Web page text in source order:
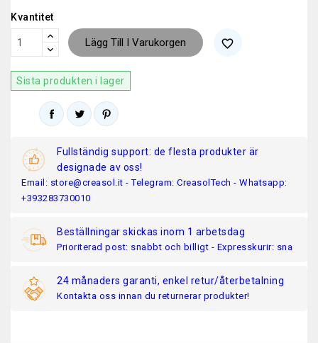
Kvantitet
Lägg Till I Varukorgen favorite_border
Sista produkten i lager
Fullständig support: de flesta produkter är
designade av oss!
Email: store@creasol.it - Telegram: CreasolTech - Whatsapp:
+393283730010
Beställningar skickas inom 1 arbetsdag
Prioriterad post: snabbt och billigt - Expresskurir: sna
24 månaders garanti, enkel retur/återbetalning
Kontakta oss innan du returnerar produkter!